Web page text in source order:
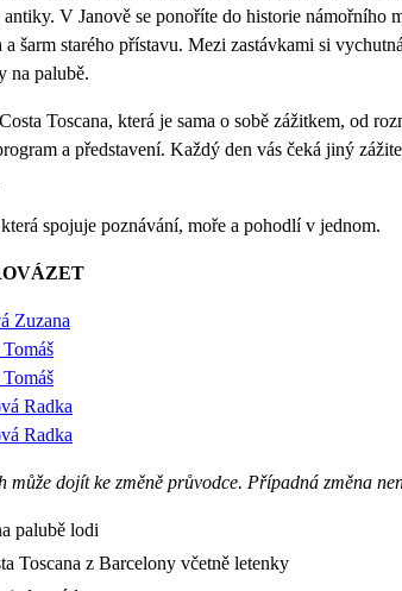
V Janově se ponoříte do historie námořního
a šarm starého přístavu. Mezi zastávkami si
na palubě.
Toscana, která je sama o sobě zážitkem, od
a představení. Každý den vás čeká jiný
spojuje poznávání, moře a pohodlí v jednom.
Zuzana
Radka
Radka
může dojít ke změně průvodce. Případná změna
palubě lodi
Toscana z Barcelony včetně letenky